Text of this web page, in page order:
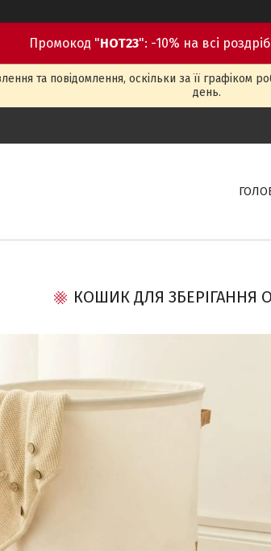
Промокод "HOT23": -10% на всі
та повідомлення, оскільки за її графіком
день.
КОШИК ДЛЯ ЗБЕРІГАННЯ